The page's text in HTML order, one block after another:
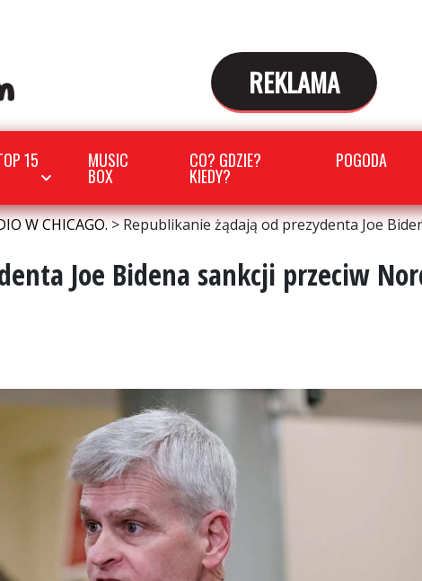
REKLAMA
15 MUSIC
BOX
CO? GDZIE?
KIEDY?
POGODA
W CHICAGO.>Republikanie żądają od prezydenta Joe
Joe Bidena sankcji przeciw